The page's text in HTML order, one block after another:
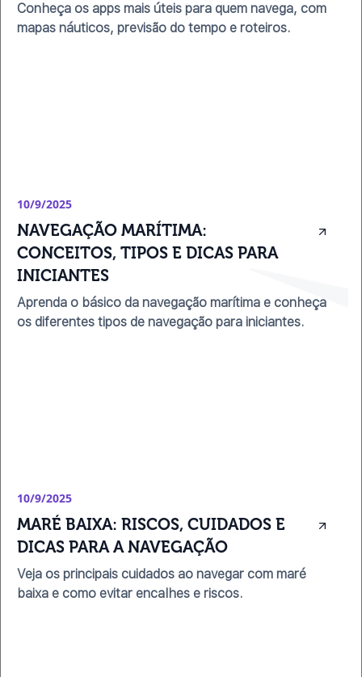
Conheça os apps mais úteis para quem navega, com
mapas náuticos, previsão do tempo e roteiros.
10/9/2025
NAVEGAÇÃO MARÍTIMA:
CONCEITOS, TIPOS E DICAS PARA
INICIANTES
Aprenda o básico da navegação marítima e conheça
os diferentes tipos de navegação para iniciantes.
10/9/2025
MARÉ BAIXA: RISCOS, CUIDADOS E
DICAS PARA A NAVEGAÇÃO
Veja os principais cuidados ao navegar com maré
baixa e como evitar encalhes e riscos.